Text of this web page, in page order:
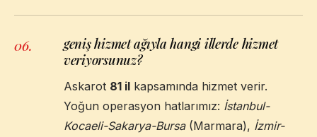
06.
geniş hizmet ağıyla hangi illerde hizmet
veriyorsunuz?
Askarot 81 il kapsamında hizmet verir.
Yoğun operasyon hatlarımız: İstanbul-
Kocaeli-Sakarya-Bursa(Marmara), İzmir-